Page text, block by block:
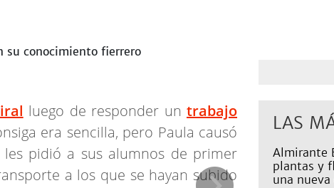
luego de responder untrabajo
era sencilla, pero Paula causó
les pidió a sus alumnos de primer
a los que se hayan subido
LAS
Almirante
plantas y
una